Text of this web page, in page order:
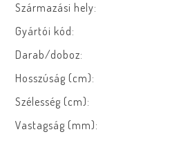
Származási hely:
Gyártói kód:
Darab/doboz:
Hosszúság (cm):
Szélesség (cm):
Vastagság (mm):